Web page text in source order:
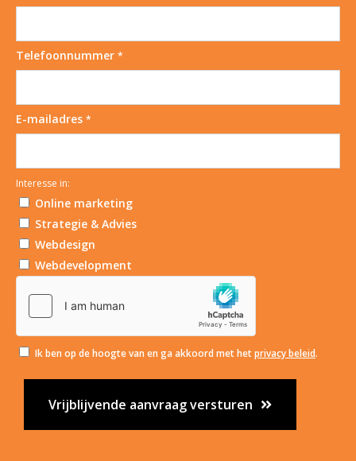
Telefoonnummer *
E-mailadres *
Interesse in:
Online marketing
Strategie & Advies
Webdesign
Webdevelopment
Ik ben op de hoogte van en ga akkoord met hetprivacy beleid.
Vrijblijvende aanvraag versturen